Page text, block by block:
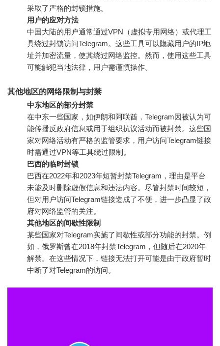
采取了严格的封锁措施。
用户的应对方法
中国大陆的用户通常通过VPN（虚拟专用网络）或代理工
具绕过封锁访问Telegram。这些工具可以隐藏用户的IP地
址并加密流量，使其绕过网络监控。然而，使用这些工具
可能触犯当地法律，用户需谨慎操作。
其他地区的网络限制与封禁
中东地区的部分封禁
在中东一些国家，如伊朗和阿联酋，Telegram因被认为可
能传播反政府信息或用于组织抗议活动而被封禁。这些国
家对网络活动有严格的监管要求，用户访问Telegram链接
时需通过VPN等工具绕过限制。
巴西的临时封锁
巴西在2022年和2023年短暂封禁Telegram，理由是平台
未能及时删除虚假信息和违法内容。尽管封禁时间较短，
但对用户访问Telegram链接造成了不便，进一步凸显了政
府对网络监管的关注。
其他地区的间歇性限制
某些国家对Telegram实施了间歇性或部分功能的封禁。例
如，俄罗斯曾在2018年封禁Telegram，但随后在2020年
解禁。在这些情况下，链接无法打开可能是由于政府暂时
中断了对Telegram的访问。